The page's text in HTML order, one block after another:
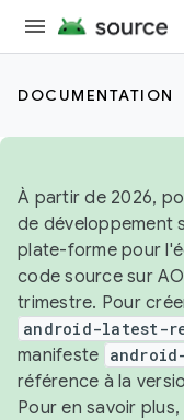
DOCUMENTATION
À partir de 2026,
de développement
plate-forme pour
code source sur
trimestre. Pour
android-latest-
manifeste
référence à la
Pour en savoir